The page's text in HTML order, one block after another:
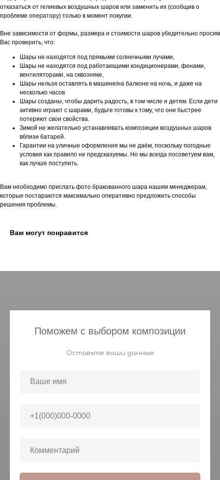
отказаться от гелиевых воздушных шаров или заменить их (сообщив о
проблеме оператору) только в момент покупки.
Вне зависимости от формы, размера и стоимости шаров убедительно просим
Вас проверить, что:
Шары не находятся под прямыми солнечными лучами,
Шары не находятся под работающими кондиционерами, фенами,
вентиляторами, на сквозняке,
Шары нельзя оставлять в машине/на балконе на ночь, и даже на
несколько часов
Шары созданы, чтобы дарить радость, в том числе и детям. Если дети
активно играют с шарами, будьте готовы к тому, что они быстрее
потеряют свои свойства.
Зимой не желательно устанавливать композиции воздушных шаров
вблизи батарей.
Гарантии на уличные оформления мы не даём, поскольку погодные
условия как правило не предсказуемы. Но мы всегда посоветуем вам,
как лучше поступить.
Вам необходимо прислать фото бракованного шара нашим менеджерам,
которые постараются максимально оперативно предложить способы
решения проблемы.
Вам могут понравится
Поможем с выбором композиции
Оставьте ваши данные